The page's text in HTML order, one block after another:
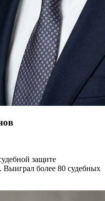
защите
Выиграл более 80 судебных